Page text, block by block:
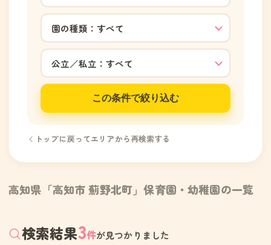
この条件で絞り込む
トップに戻ってエリアから再検索する
高知県「高知市 薊野北町」保育園・幼稚園の一覧
検索結果3件が見つかりました